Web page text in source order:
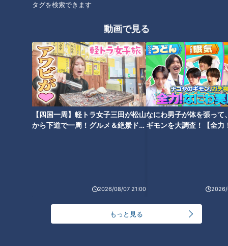
タグを検索できます
動画で見る
【四国一周】軽トラ女子三田が松山
から下道で一周！グルメ＆絶景ドラ
2026/08/07 21:00
なにわ男子が体を張って
ギモンを大調査！【全力
2026/
もっと見る
う家族の日常】たくさん食べて
メンタリー「ピエロと呼ばれた
息子」第110話
万円‥回収の見込みなくても犯
様魚鱗癬 ～配信型ドキュメン
タリー「ピエロと呼ばれた息
子」第109話
1時間に１度のペースで襲ってく
る…取材した日、皮膚の状態は
皮膚の難病・道化師様魚鱗癬
生まれつき目が見えにくい中、
らい？身体のケアに追われる